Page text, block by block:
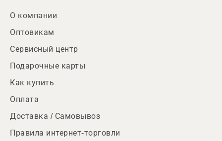
О компании
Оптовикам
Сервисный центр
Подарочные карты
Как купить
Оплата
Доставка / Самовывоз
Правила интернет-торговли